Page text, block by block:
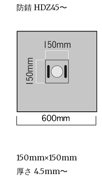
防錆 HDZ45〜
150mm×150mm
厚さ 4.5mm〜